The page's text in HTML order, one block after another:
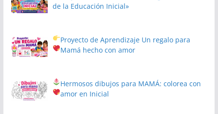
de la Educación Inicial»
Proyecto de Aprendizaje Un regalo para
Mamá hecho con amor
Hermosos dibujos para MAMÁ: colorea con
amor en Inicial